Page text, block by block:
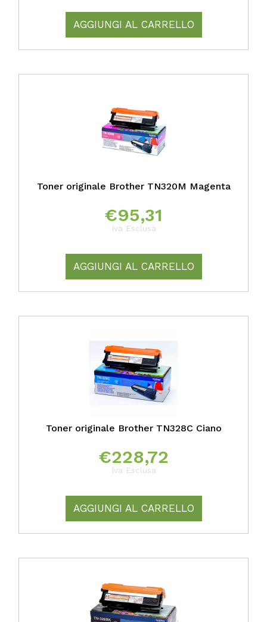
AGGIUNGI AL CARRELLO
Toner originale Brother TN320M Magenta
€95,31
Iva Esclusa
AGGIUNGI AL CARRELLO
Toner originale Brother TN328C Ciano
€228,72
Iva Esclusa
AGGIUNGI AL CARRELLO